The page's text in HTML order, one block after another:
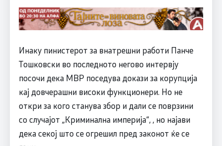
Инаку пинистерот за внатрешни работи Панче
Тошковски во последното негово интервју
посочи дека МВР поседува докази за корупција
кај довчерашни високи функционери. Но не
откри за кого станува збор и дали се поврзини
со случајот „Криминална империја“, , но најави
дека секој што се огрешил пред законот ќе се